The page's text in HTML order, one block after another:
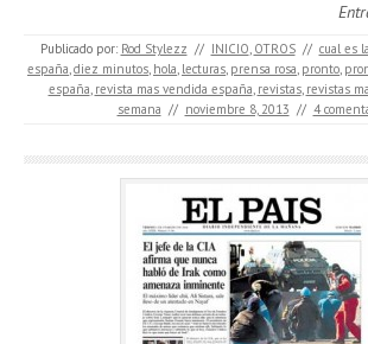
Publicado por: Rod Stylezz // INICIO, OTROS // cual es
españa,diez minutos, hola, lecturas, prensa rosa, pronto,
españa, revista mas vendida españa, revistas, revistas
semana // noviembre 8, 2013 // 4